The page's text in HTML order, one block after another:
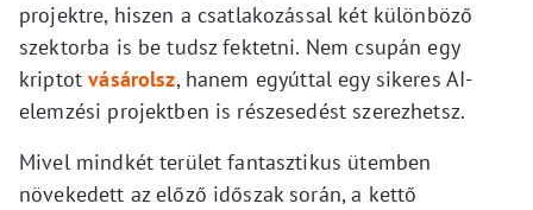
projektre, hiszen a csatlakozással két különböző
szektorba is be tudsz fektetni. Nem csupán egy
kriptotvásárolsz, hanem egyúttal egy sikeres AI-
elemzési projektben is részesedést szerezhetsz.
Mivel mindkét terület fantasztikus ütemben
növekedett az előző időszak során, a kettő